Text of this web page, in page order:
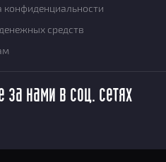
конфиденциальности
средств
за нами в соц. сетях